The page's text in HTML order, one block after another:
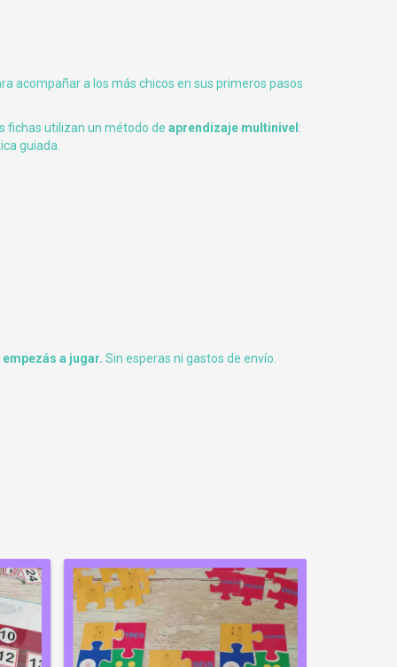
acompañar a los más chicos en sus primeros pasos
fichas utilizan un método de aprendizaje multinivel :
guiada.
a jugar. Sin esperas ni gastos de envío.